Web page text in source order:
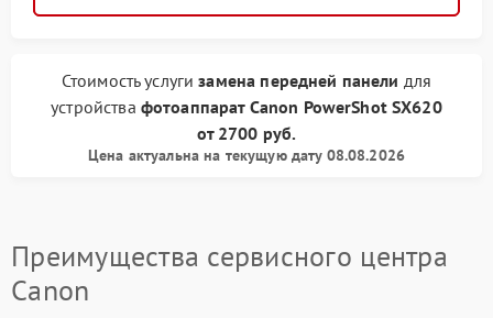
Стоимость услугизамена передней панели для
устройства фотоаппарат Canon PowerShot SX620
от 2700 руб.
Цена актуальна на текущую дату 08.08.2026
Преимущества сервисного центра
Canon